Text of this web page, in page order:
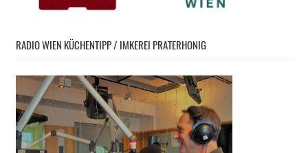
RADIO WIEN KÜCHENTIPP / IMKEREI PRATERHONIG